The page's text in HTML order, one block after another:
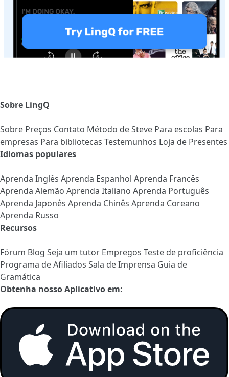
Sobre LingQ
Sobre Preços Contato Método de Steve Para escolas Para
empresas Para bibliotecas Testemunhos Loja de Presentes
Idiomas populares
Aprenda Inglês Aprenda Espanhol Aprenda Francês
Aprenda Alemão Aprenda Italiano Aprenda Português
Aprenda Japonês Aprenda Chinês Aprenda Coreano
Aprenda Russo
Recursos
Fórum Blog Seja um tutor Empregos Teste de proficiência
Programa de Afiliados Sala de Imprensa Guia de
Gramática
Obtenha nosso Aplicativo em: